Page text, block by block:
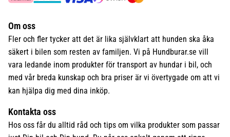
Om oss
Fler och fler tycker att det är lika självklart att hunden ska åka
säkert i bilen som resten av familjen. Vi på Hundburar.se vill
vara ledande inom produkter för transport av hundar i bil, och
med vår breda kunskap och bra priser är vi övertygade om att vi
kan hjälpa dig med dina inköp.
Kontakta oss
Hos oss får du alltid råd och tips om vilka produkter som passar